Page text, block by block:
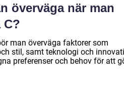
överväga när man
C?
man överväga faktorer som
stil, samt teknologi och
preferenser och behov för att